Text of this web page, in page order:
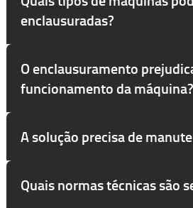
enclausuradas?
O enclausuramento
funcionamento da máquina?
A solução precisa de
Quais normas técnicas são